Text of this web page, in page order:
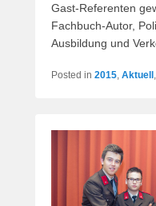
Gast-Referenten
Fachbuch-Autor,
Ausbildung und
Posted in 2015 Aktuell